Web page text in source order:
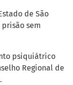
de São
prisão sem
psiquiátrico
Regional de